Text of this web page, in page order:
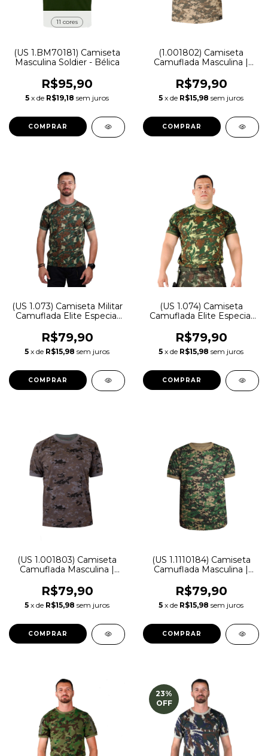
11 cores
(US 1.BM70181) Camiseta
Masculina Soldier - Bélica
R$95,90
5 x de R$19,18 sem juros
COMPRAR
(1.001802) Camiseta
Camuflada Masculina |
R$79,90
5 x de R$15,98 sem juros
COMPRAR
(US 1.073) Camiseta Militar
Camuflada Elite Especial
R$79,90
5 x de R$15,98 sem juros
COMPRAR
(US 1.074) Camiseta
Camuflada Elite Especial
R$79,90
5 x de R$15,98 sem juros
COMPRAR
(US 1.001803) Camiseta
Camuflada Masculina |
R$79,90
5 x de R$15,98 sem juros
COMPRAR
(US 1.1110184) Camiseta
Camuflada Masculina |
R$79,90
5 x de R$15,98 sem juros
COMPRAR
23%
OFF